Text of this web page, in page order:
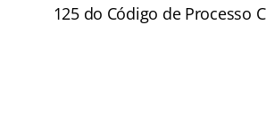
125 do Código de Processo